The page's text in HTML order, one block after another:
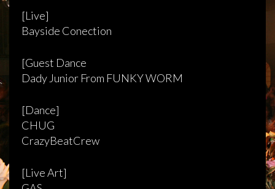
[Live]
Bayside Conection
[Guest Dance
Dady Junior From FUNKY WORM
[Dance]
CHUG
CrazyBeatCrew
[Live Art]